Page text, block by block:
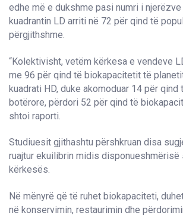
edhe më e dukshme pasi numri i
kuadrantin LD arriti në 72 për qind të
përgjithshme.
“Kolektivisht, vetëm kërkesa e vendeve
me 96 për qind të biokapacitetit të
kuadrati HD, duke akomoduar 14 për
botërore, përdori 52 për qind të
shtoi raporti.
Studiuesit gjithashtu përshkruan disa
ruajtur ekuilibrin midis disponueshmërisë
kërkesës.
Në mënyrë që të ruhet biokapaciteti,
në konservimin, restaurimin dhe